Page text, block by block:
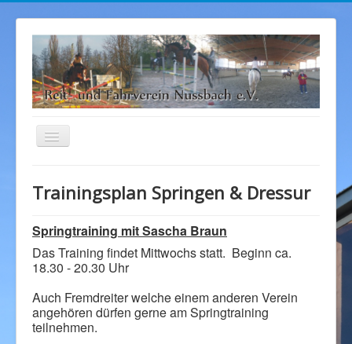
Navigation
Aktuelles
Sponsoren
Bilder
Kontakt
Über uns
Trainingsplan Springen & Dressur
Springtraining mit Sascha Braun
Das Training findet Mittwochs statt. Beginn ca.
18.30 - 20.30 Uhr
Auch Fremdreiter welche einem anderen Verein
angehören dürfen gerne am Springtraining
teilnehmen.